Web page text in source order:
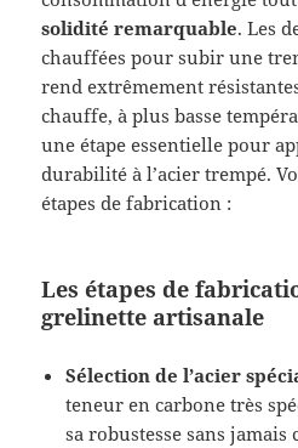
solidité remarquable. Les
chauffées pour subir une
rend extrêmement
chauffe, à plus basse
une étape essentielle pour
durabilité à l’acier trempé.
étapes de fabrication :
Les étapes de
grelinette artisanale
Sélection de l’acier
teneur en carbone très
sa robustesse sans jamais